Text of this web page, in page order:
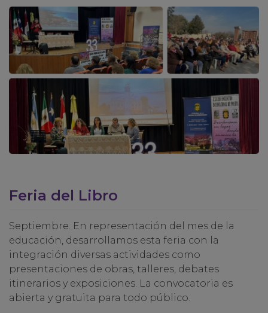
Feria del Libro
Septiembre. En representación del mes de la
educación, desarrollamos esta feria con la
integración diversas actividades como
presentaciones de obras, talleres, debates
itinerarios y exposiciones. La convocatoria es
abierta y gratuita para todo público.